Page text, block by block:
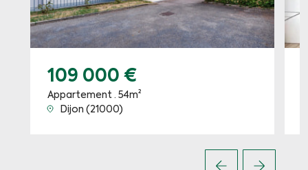
109 000 €
Appartement · 54m²
Dijon (21000)